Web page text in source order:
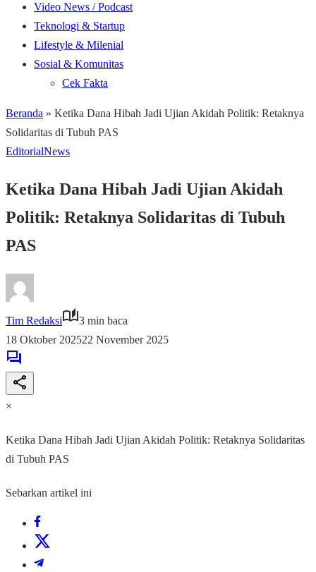
Video News / Podcast
Teknologi & Startup
Lifestyle & Milenial
Sosial & Komunitas
Cek Fakta
Beranda » Ketika Dana Hibah Jadi Ujian Akidah Politik: Retaknya
Solidaritas di Tubuh PAS
EditorialNews
Ketika Dana Hibah Jadi Ujian Akidah
Politik: Retaknya Solidaritas di Tubuh
PAS
Tim Redaksi
3 min baca
18 Oktober 202522 November 2025
×
Ketika Dana Hibah Jadi Ujian Akidah Politik: Retaknya Solidaritas
di Tubuh PAS
Sebarkan artikel ini